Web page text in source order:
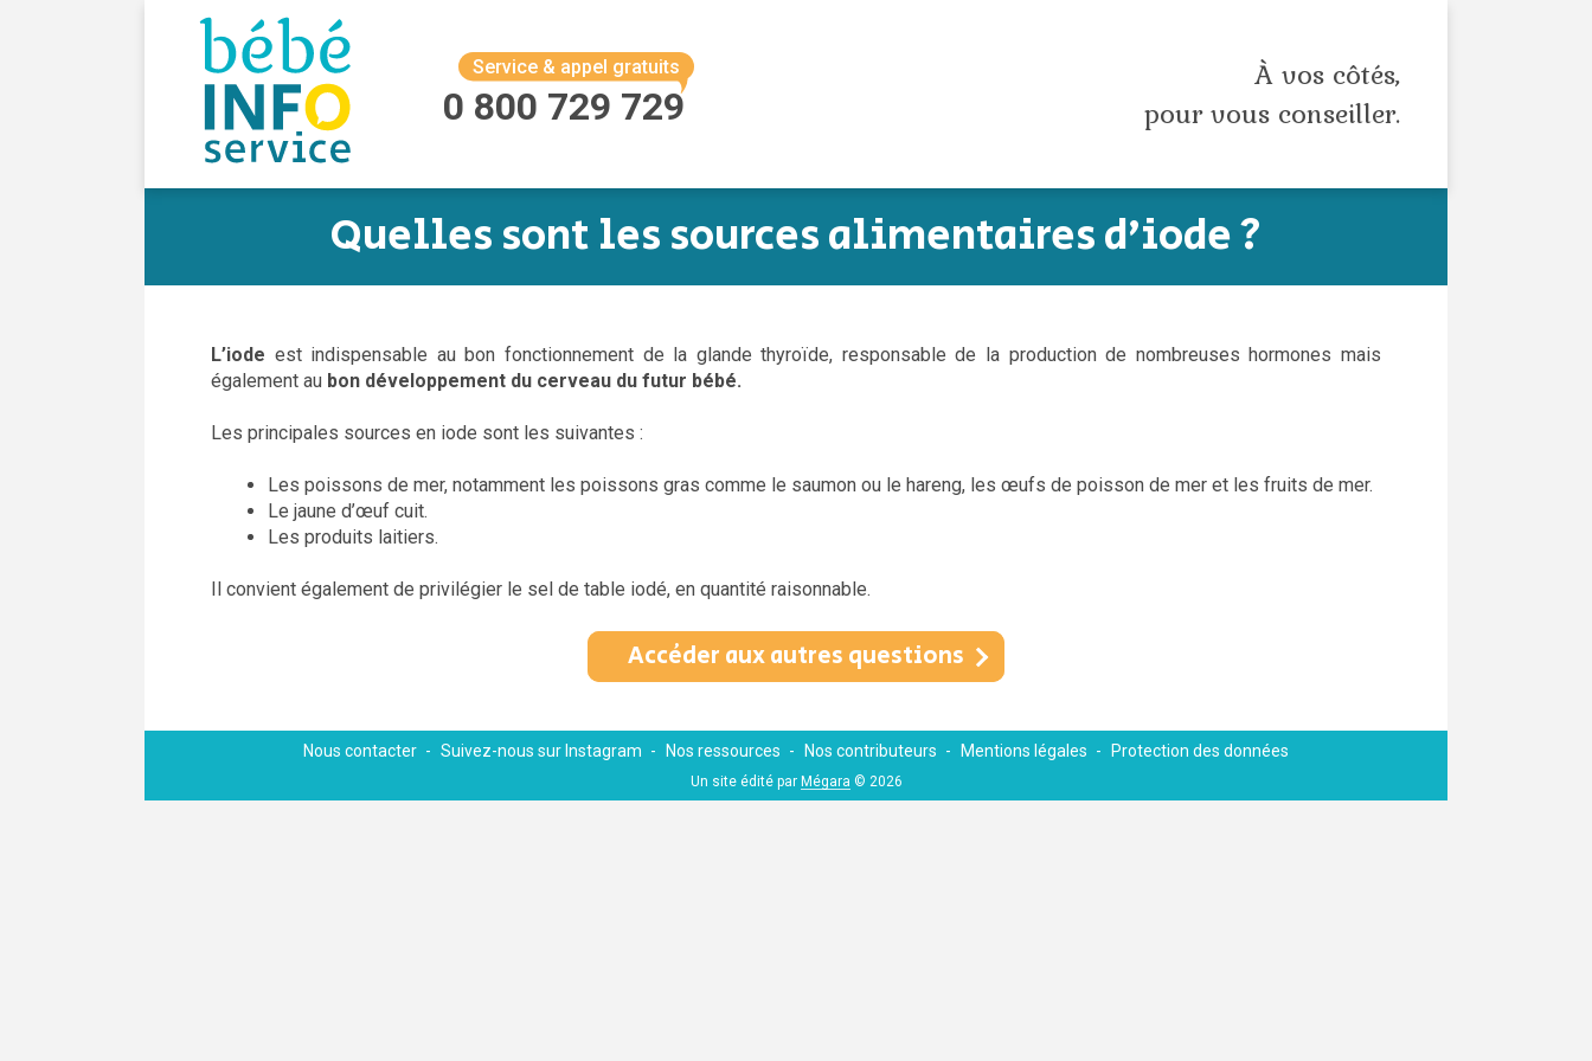
Service & appel gratuits
0 800 729 729
À vos côtés,
pour vous conseiller.
Quelles sont les sources alimentaires d’iode ?
L’iode est indispensable au bon fonctionnement de la glande thyroïde, responsable de la production de nombreuses hormones mais
également au bon développement du cerveau du futur bébé.
Les principales sources en iode sont les suivantes :
Les poissons de mer, notamment les poissons gras comme le saumon ou le hareng, les œufs de poisson de mer et les fruits de mer.
Le jaune d’œuf cuit.
Les produits laitiers.
Il convient également de privilégier le sel de table iodé, en quantité raisonnable.
Accéder aux autres questions
Nous contacter Suivez-nous sur Instagram Nos ressources Nos contributeurs Mentions légales Protection des données
Un site édité par Mégara © 2026